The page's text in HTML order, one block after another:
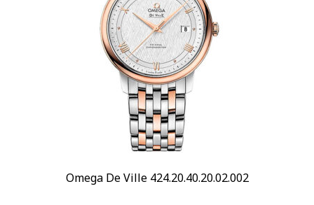
Omega De Ville 424.20.40.20.02.002